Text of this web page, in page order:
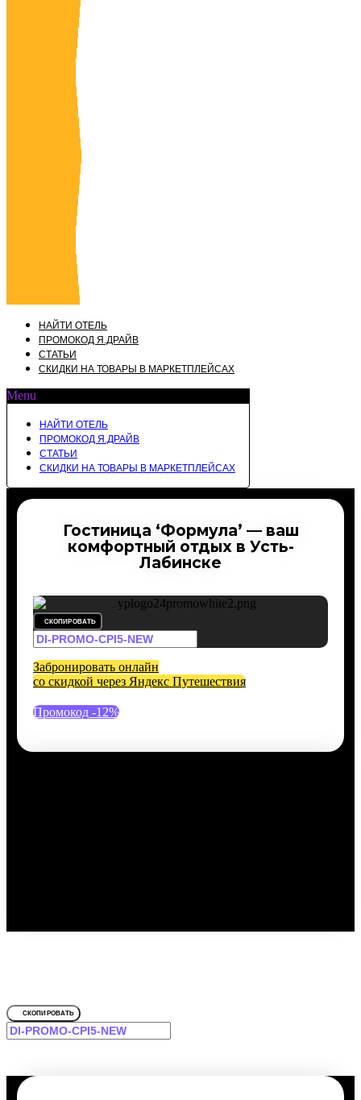
НАЙТИ ОТЕЛЬ
ПРОМОКОД Я.ДРАЙВ
СТАТЬИ
СКИДКИ НА ТОВАРЫ В МАРКЕТПЛЕЙСАХ
Menu
НАЙТИ ОТЕЛЬ
ПРОМОКОД Я.ДРАЙВ
СТАТЬИ
СКИДКИ НА ТОВАРЫ В МАРКЕТПЛЕЙСАХ
Гостиница ‘Формула’ — ваш
комфортный отдых в Усть-
Лабинске
СКОПИРОВАТЬ
Забронировать онлайн
со скидкой через Яндекс Путешествия
Промокод -12%
СКОПИРОВАТЬ